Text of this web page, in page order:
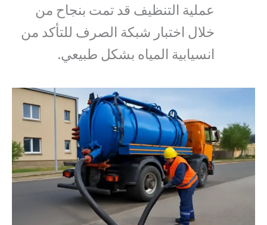
عملية التنظيف قد تمت بنجاح من
خلال اختبار شبكة الصرف للتأكد من
انسيابية المياه بشكل طبيعي.